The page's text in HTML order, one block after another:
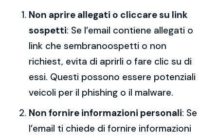
Non aprire allegati o cliccare su link
sospetti: Se l’email contiene allegati o
link che sembranoospetti o non
richiest, evita di aprirli o fare clic su di
essi. Questi possono essere potenziali
veicoli per il phishing o il malware.
Non fornire informazioni personali: Se
l’email ti chiede di fornire informazioni